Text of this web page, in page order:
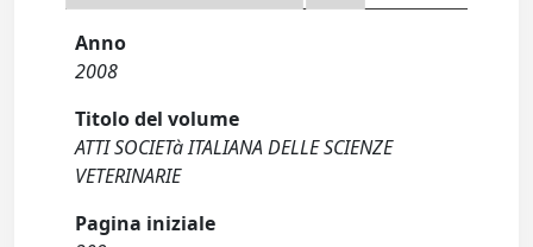
Anno
2008
Titolo del volume
ATTI SOCIETà ITALIANA DELLE SCIENZE
VETERINARIE
Pagina iniziale